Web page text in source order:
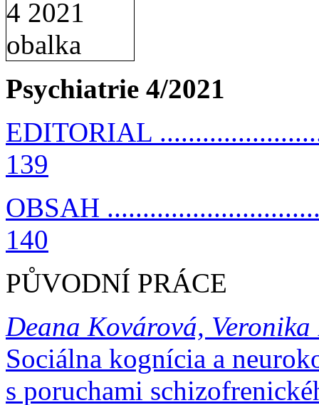
Psychiatrie 4/2021
EDITORIAL
139
OBSAH
140
PŮVODNÍ PRÁCE
Deana Kovárová, Veronika
Sociálna kognícia a
s poruchami